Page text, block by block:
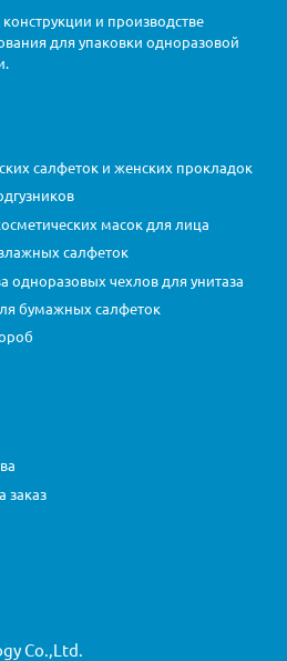
и производстве
для упаковки одноразовой
салфеток и женских прокладок
масок для лица
салфеток
одноразовых чехлов для унитаза
бумажных салфеток
заказ
Co.,Ltd.